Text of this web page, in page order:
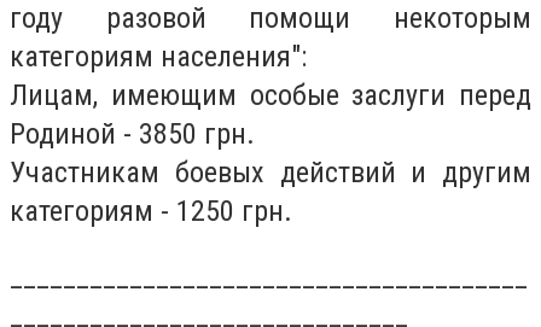
году разовой помощи некоторым
категориям населения":
Лицам, имеющим особые заслуги перед
Родиной - 3850 грн.
Участникам боевых действий и другим
категориям - 1250 грн.